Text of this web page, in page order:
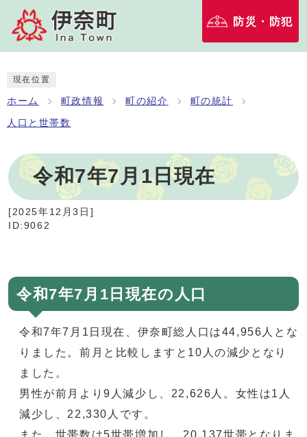
防災・防犯
現在位置
ホーム 町政情報 町の紹介 町の統計
人口と世帯数
令和7年7月1日現在
[2025年12月3日 ]
ID:9062
令和7年7月1日現在の人口
令和7年7月1日現在、伊奈町総人口は44,956人とな
りました。前月と比較しますと10人の減少となり
ました。
男性が前月より9人減少し、22,626人。女性は1人
減少し、22,330人です。
また、世帯数は5世帯増加し、20,137世帯となりま